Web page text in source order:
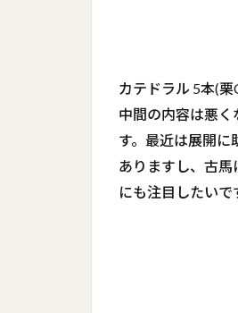
カテドラル 5本(
中間の内容は悪く
す。最近は展開
ありますし、古馬
にも注目したいで